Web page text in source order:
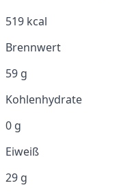
519 kcal
Brennwert
59 g
Kohlenhydrate
0 g
Eiweiß
29 g